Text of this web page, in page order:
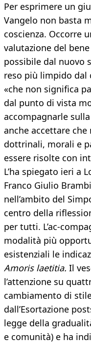
Per esprimere un
Vangelo non basta
coscienza. Occorre
valutazione del
possibile dal nuovo
reso più limpido dal
«che non significa
dal punto di vista
accompagnarle
anche accettare
dottrinali, morali e
essere risolte con
L’ha spiegato ieri a
Franco Giulio
nell’ambito del
centro della
per tutti. L’ac-
modalità più
esistenziali le
Amoris laetitia. Il
l’attenzione su
cambiamento di
dall’Esortazione
legge della
e comunità) e ha